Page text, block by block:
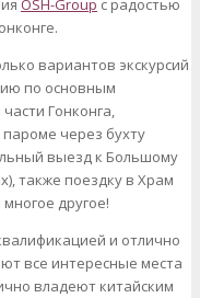
OSH-Group с радостью
вариантов экскурсий
по основным
Гонконга,
через бухту
выезд к Большому
также поездку в Храм
другое!
и отлично
все интересные места
владеют китайским